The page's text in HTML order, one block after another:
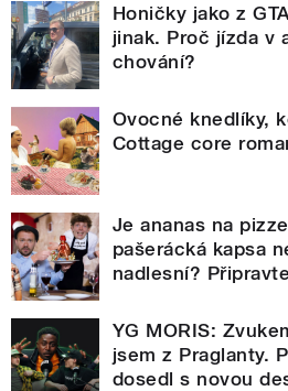
Honičky jako z
jinak. Proč jízda v
chování?
Ovocné knedlíky,
Cottage core
Je ananas na
pašerácká kapsa
nadlesní?
YG MORIS:
jsem z Praglanty.
dosedl s novou